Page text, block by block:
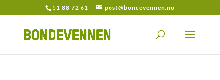
51 88 72 61 post@bondevennen.no